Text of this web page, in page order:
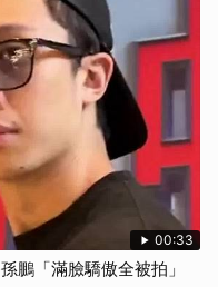
00:33
鵬「滿臉驕傲全被拍」